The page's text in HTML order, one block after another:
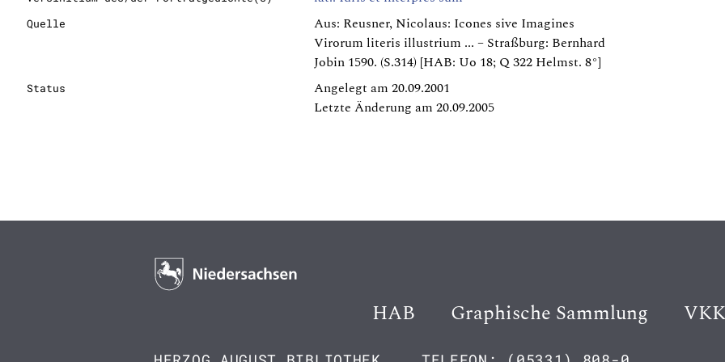
Quelle
Aus: Reusner, Nicolaus: Icones sive Imagines
Virorum literis illustrium ... – Straßburg: Bernhard
Jobin 1590. (S.314) [HAB: Uo 18; Q 322 Helmst. 8°]
Status
Angelegt am 20.09.2001
Letzte Änderung am 20.09.2005
HAB Graphische Sammlung VKK